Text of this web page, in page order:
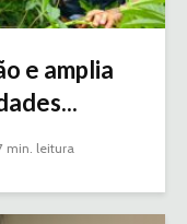
e amplia
min. leitura